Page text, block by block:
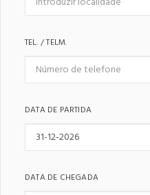
TEL. / TELM.
DATA DE PARTIDA
DATA DE CHEGADA